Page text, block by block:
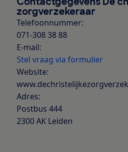
zorgverzekeraar
Telefoonnummer:
071-308 38 88
E-mail:
Stel vraag via formulier
Website:
Adres:
Postbus 444
2300 AK Leiden